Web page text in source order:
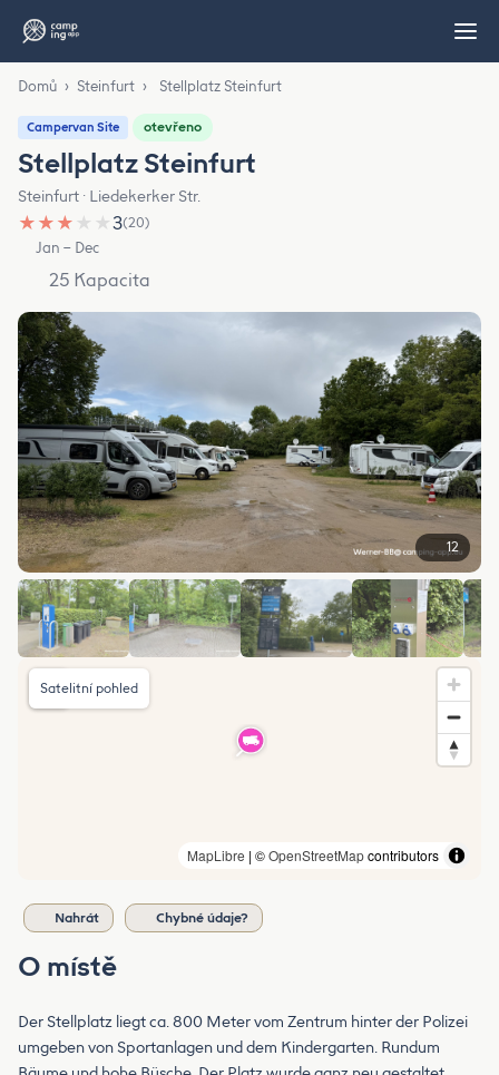
Domů › Steinfurt › Stellplatz Steinfurt
Campervan Site otevřeno
Stellplatz Steinfurt
Steinfurt · Liedekerker Str.
★ ★ ★ ★ ★3(20)
Jan – Dec
25 Kapacita
12
MapLibre | ©OpenStreetMapcontributors
Satelitní pohled
Nahrát Chybné údaje?
O místě
Der Stellplatz liegt ca. 800 Meter vom Zentrum hinter der Polizei
umgeben von Sportanlagen und dem Kindergarten. Rundum